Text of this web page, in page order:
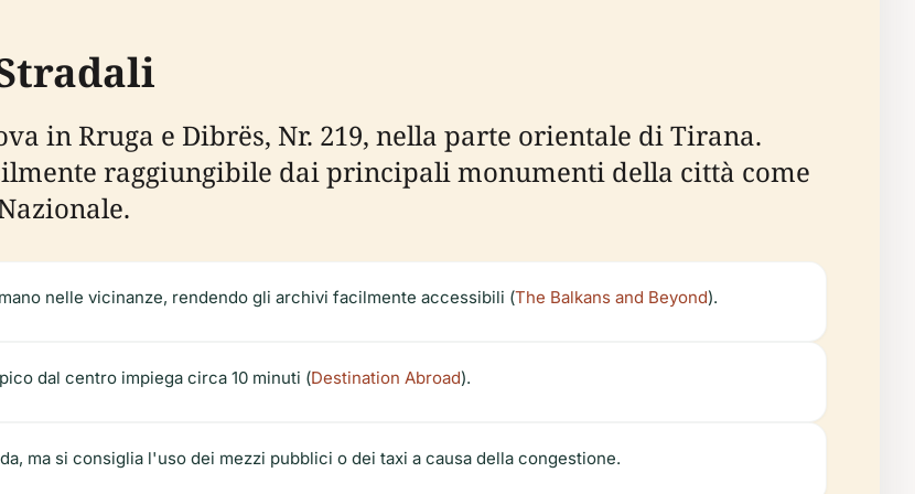
in Rruga e Dibrës, Nr. 219, nella parte orientale di Tirana.
raggiungibile dai principali monumenti della città come
nelle vicinanze, rendendo gli archivi facilmente accessibili (The Balkans and Beyond).
dal centro impiega circa 10 minuti (Destination Abroad).
ma si consiglia l'uso dei mezzi pubblici o dei taxi a causa della congestione.